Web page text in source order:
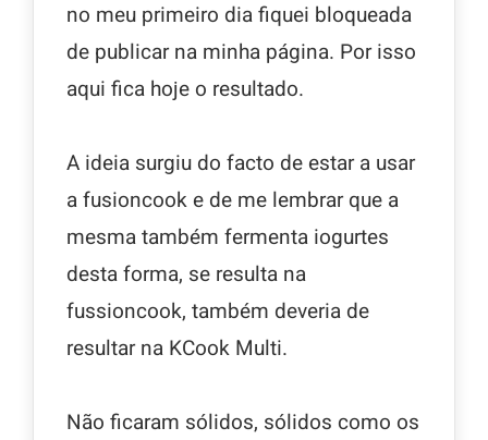
no meu primeiro dia fiquei bloqueada
de publicar na minha página. Por isso
aqui fica hoje o resultado.
A ideia surgiu do facto de estar a usar
a fusioncook e de me lembrar que a
mesma também fermenta iogurtes
desta forma, se resulta na
fussioncook, também deveria de
resultar na KCook Multi.
Não ficaram sólidos, sólidos como os